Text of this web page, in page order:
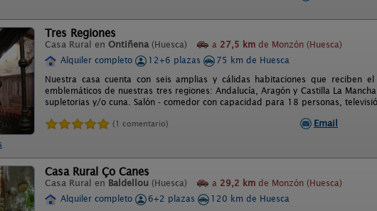
Tres Regiones
Casa Rural en Ontiñena (Huesca) a 27,5 km de Monzón (Huesca)
Alquiler completo
12+6 plazas
75 km de Huesca
Nuestra casa cuenta con seis amplias y cálidas habitaciones que reciben
emblemáticos de nuestras tres regiones: Andalucía, Aragón y Castilla La
supletorias y/o cuna. Salón - comedor con capacidad para 18 personas,
(1 comentario) Email
Casa Rural Ço Canes
Casa Rural en Baldellou (Huesca) a 29,2 km de Monzón (Huesca)
Alquiler completo
6+2 plazas
120 km de Huesca